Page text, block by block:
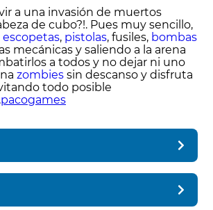
a una invasión de muertos
de cubo?!. Pues muy sencillo,
escopetas, pistolas, fusiles, bombas
mecánicas y saliendo a la arena
a todos y no dejar ni uno
zombies sin descanso y disfruta
todo posible
pacogames